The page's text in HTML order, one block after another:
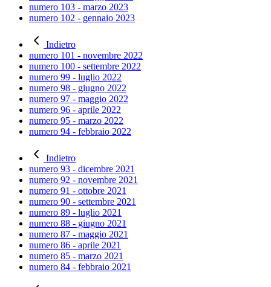
numero 103 - marzo 2023
numero 102 - gennaio 2023
Indietro
numero 101 - novembre 2022
numero 100 - settembre 2022
numero 99 - luglio 2022
numero 98 - giugno 2022
numero 97 - maggio 2022
numero 96 - aprile 2022
numero 95 - marzo 2022
numero 94 - febbraio 2022
Indietro
numero 93 - dicembre 2021
numero 92 - novembre 2021
numero 91 - ottobre 2021
numero 90 - settembre 2021
numero 89 - luglio 2021
numero 88 - giugno 2021
numero 87 - maggio 2021
numero 86 - aprile 2021
numero 85 - marzo 2021
numero 84 - febbraio 2021